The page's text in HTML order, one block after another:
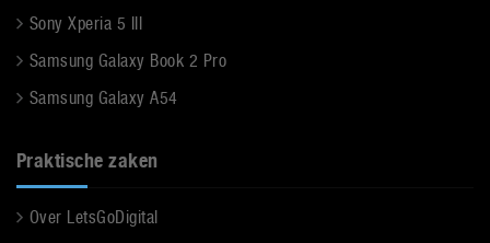
Sony Xperia 5 III
Samsung Galaxy Book 2 Pro
Samsung Galaxy A54
Praktische zaken
Over LetsGoDigital